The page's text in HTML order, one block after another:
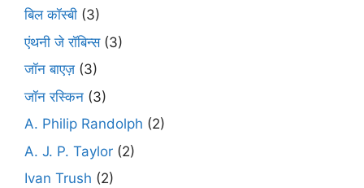
बिल कॉस्बी (3)
एंथनी जे रॉबिन्स(3)
जॉन बाएज़ (3)
जॉन रस्किन (3)
A. Philip Randolph (2)
A. J. P. Taylor (2)
Ivan Trush (2)